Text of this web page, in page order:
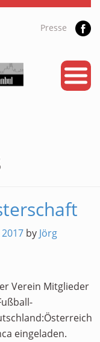
Presse
by Jörg
Verein Mitglieder
eingeladen.